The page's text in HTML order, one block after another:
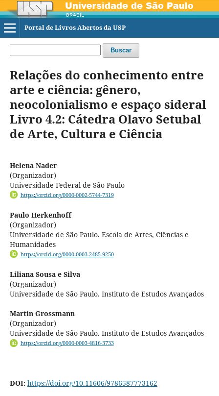
Portal de Livros Abertos da USP
Buscar
Relações do conhecimento entre
arte e ciência: gênero,
neocolonialismo e espaço sideral
Livro 4.2: Cátedra Olavo Setubal
de Arte, Cultura e Ciência
Helena Nader
(Organizador)
Universidade Federal de São Paulo
https://orcid.org/0000-0002-5744-7319
Paulo Herkenhoff
(Organizador)
Universidade de São Paulo. Escola de Artes, Ciências e
Humanidades
https://orcid.org/0000-0003-2485-9250
Liliana Sousa e Silva
(Organizador)
Universidade de São Paulo. Instituto de Estudos Avançados
Martin Grossmann
(Organizador)
Universidade de São Paulo. Instituto de Estudos Avançados
https://orcid.org/0000-0003-4816-3733
DOI: https://doi.org/10.11606/9786587773162